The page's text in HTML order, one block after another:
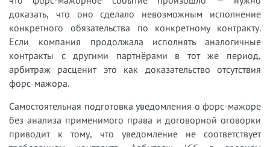
доказать, что оно сделало невозможным исполнение
конкретного обязательства по конкретному контракту.
Если компания продолжала исполнять аналогичные
контракты с другими партнёрами в тот же период,
арбитраж расценит это как доказательство отсутствия
форс-мажора.
Самостоятельная подготовка уведомления о форс-мажоре
без анализа применимого права и договорной оговорки
приводит к тому, что уведомление не соответствует